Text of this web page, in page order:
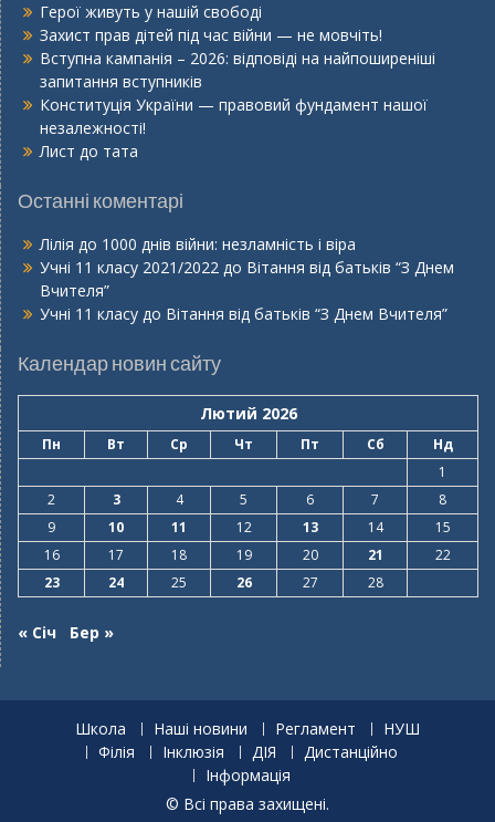
Герої живуть у нашій свободі
Захист прав дітей під час війни — не мовчіть!
Вступна кампанія – 2026: відповіді на найпоширеніші
запитання вступників
Конституція України — правовий фундамент нашої
незалежності!
Лист до тата
Останні коментарі
Лілія до 1000 днів війни: незламність і віра
Учні 11 класу 2021/2022 до Вітання від батьків “З Днем
Вчителя”
Учні 11 класу до Вітання від батьків “З Днем Вчителя”
Календар новин сайту
Лютий 2026
Пн Вт Ср Чт Пт Сб
Нд
1
2
3 4 5 6 7
8
9
10 11 12 13 14
15
16
17 18 19 20 21
22
23
24 25 26 27 28
« Січ Бер »
Школа Наші новини Регламент
НУШ
Філія
Інклюзія ДІЯ
Дистанційно
Інформація
© Всі права захищені.